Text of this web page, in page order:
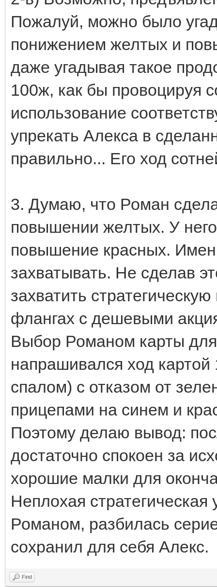
Пожалуй, можно было
понижением желтых и
даже угадывая такое
100ж, как бы провоцируя
использование
упрекать Алекса в
правильно... Его ход
3. Думаю, что Роман
повышении желтых. У
повышение красных.
захватывать. Не сделав
захватить
флангах с дешевыми
Выбор Романом карты
напрашивался ход
спалом) с отказом от
прицепами на синем и
Поэтому делаю вывод:
достаточно спокоен за
хорошие малки для
Неплохая стратегическая
Романом, разбилась
сохранил для себя Алекс.
Find